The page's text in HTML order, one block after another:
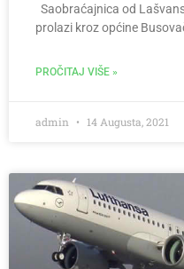
Saobraćajnica od
prolazi kroz općine
PROČITAJ VIŠE »
admin 14 Augusta, 2021